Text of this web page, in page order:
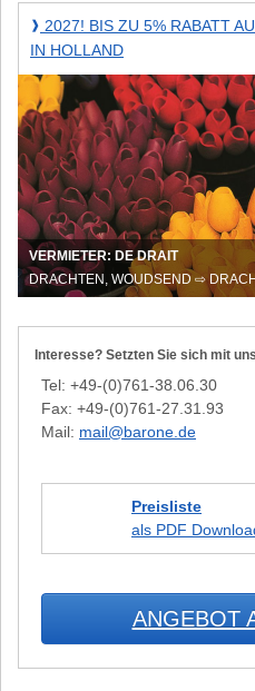
2027!
Bis
zu
5%
Rabatt
auf
Ihren
Pfingsturlaub
in
Holland
❱ 2027! BIS ZU 5% RABATT
IN HOLLAND
VERMIETER: DE DRAIT
DRACHTEN, WOUDSEND ⇨
Interesse? Setzten Sie sich mit
Tel: +49-(0)761-38.06.30
Fax: +49-(0)761-27.31.93
Mail: mail@barone.de
Preisliste
als PDF
ANGEBOT